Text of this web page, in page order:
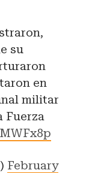
su
en
militar
Fuerza
February